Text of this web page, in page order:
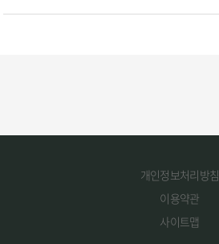
개인정보처리방침
이용약관
사이트맵